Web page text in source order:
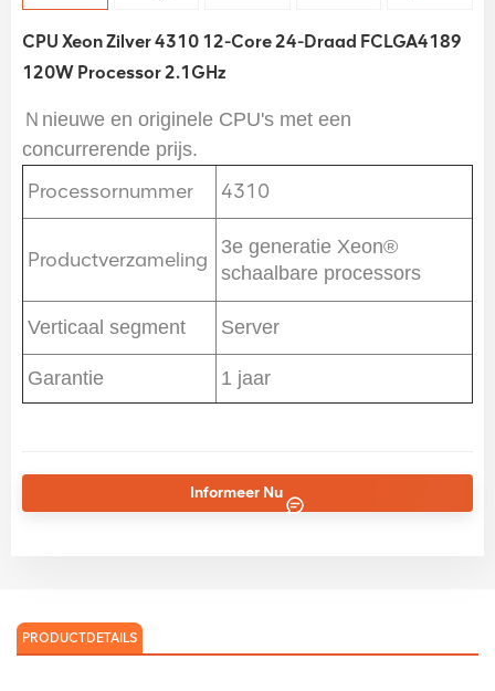
CPU Xeon Zilver 4310 12-Core 24-Draad FCLGA4189
120W Processor 2.1GHz
Ｎnieuwe en originele CPU's met een
concurrerende prijs.
Processornummer 4310
Productverzameling
3e generatie Xeon®
schaalbare processors
Verticaal segment Server
Garantie 1 jaar
Informeer Nu
PRODUCTDETAILS